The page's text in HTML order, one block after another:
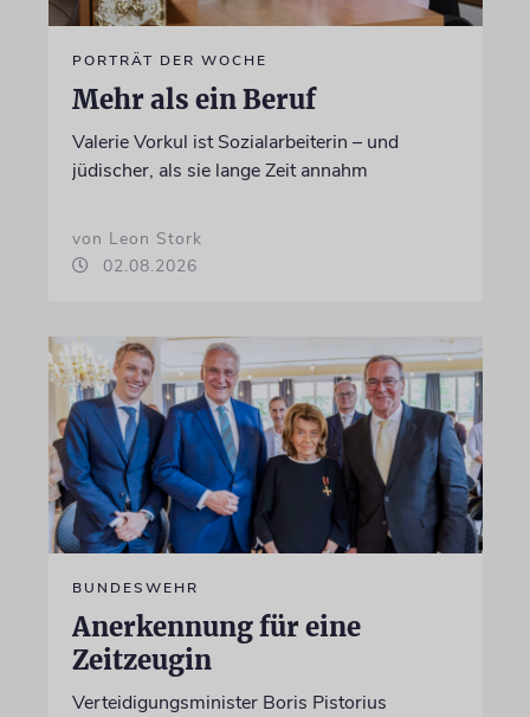
PORTRÄT DER WOCHE
Mehr als ein Beruf
Valerie Vorkul ist Sozialarbeiterin – und
jüdischer, als sie lange Zeit annahm
von Leon Stork
02.08.2026
BUNDESWEHR
Anerkennung für eine
Zeitzeugin
Verteidigungsminister Boris Pistorius